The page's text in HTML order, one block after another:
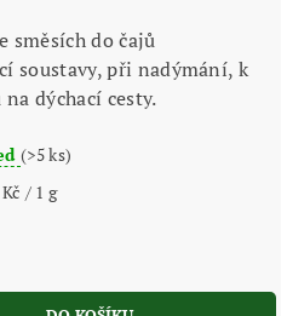
směsích do čajů
soustavy, při nadýmání, k
dýchací cesty.
(>5 ks)
/ 1 g